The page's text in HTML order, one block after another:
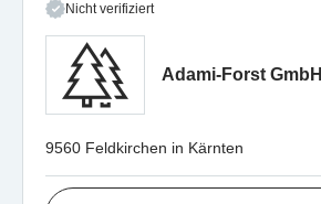
Nicht verifiziert
Adami-Forst GmbH
9560 Feldkirchen in Kärnten